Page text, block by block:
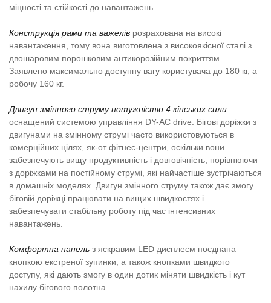
міцності та стійкості до навантажень.
Конструкція рами та важелів розрахована на високі
навантаження, тому вона виготовлена з високоякісної сталі з
двошаровим порошковим антикорозійним покриттям.
Заявлено максимально доступну вагу користувача до 180 кг, а
робочу 160 кг.
Двигун змінного струму потужністю 4 кінських сили
оснащений системою управління DY-AC drive. Бігові доріжки з
двигунами на змінному струмі часто використовуються в
комерційних цілях, як-от фітнес-центри, оскільки вони
забезпечують вищу продуктивність і довговічність, порівнюючи
з доріжками на постійному струмі, які найчастіше зустрічаються
в домашніх моделях. Двигун змінного струму також дає змогу
біговій доріжці працювати на вищих швидкостях і
забезпечувати стабільну роботу під час інтенсивних
навантажень.
Комфортна панель з яскравим LED дисплеєм поєднана
кнопкою екстреної зупинки, а також кнопками швидкого
доступу, які дають змогу в один дотик міняти швидкість і кут
нахилу бігового полотна.